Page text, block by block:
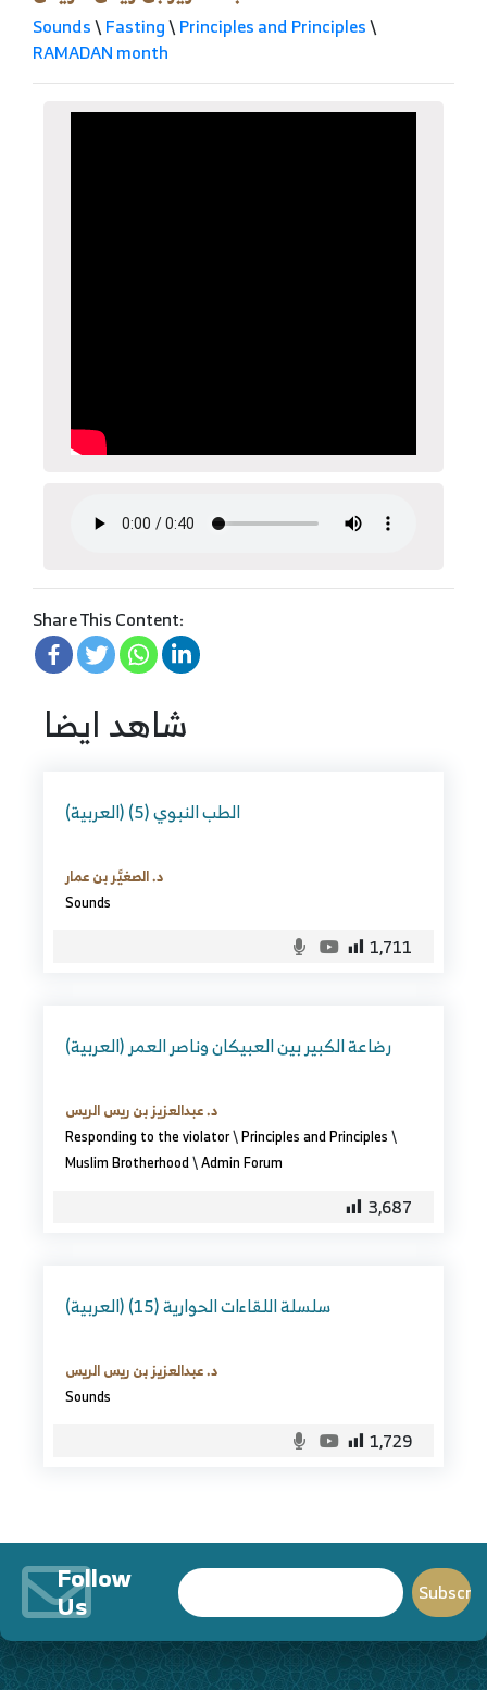
Sounds\Fasting\Principles and Principles\
RAMADAN month
Share This Content:
شاهد ايضا
(العربية) الطب النبوي (5)
د. الصغيَّر بن عمار
Sounds
1,711
(العربية) رضاعة الكبير بين العبيكان وناصر العمر
د. عبدالعزيز بن ريس الريس
Responding to the violator\Principles and Principles\
Muslim Brotherhood\Admin Forum
3,687
(العربية) سلسلة اللقاءات الحوارية (15)
د. عبدالعزيز بن ريس الريس
Sounds
1,729
Follow
Us